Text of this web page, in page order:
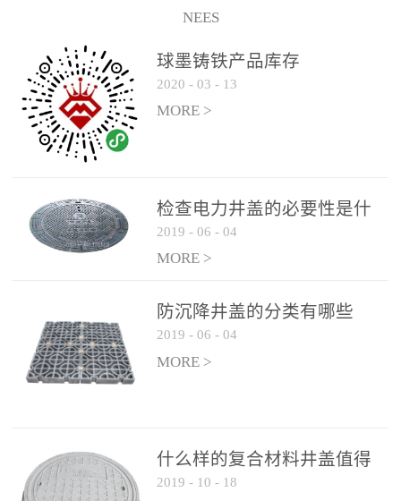
NEES
球墨铸铁产品库存
2020 - 03 - 13
MORE >
检查电力井盖的必要性是什
么？
2019 - 06 - 04
MORE >
防沉降井盖的分类有哪些
2019 - 06 - 04
MORE >
什么样的复合材料井盖值得
选择和使用
2019 - 10 - 18